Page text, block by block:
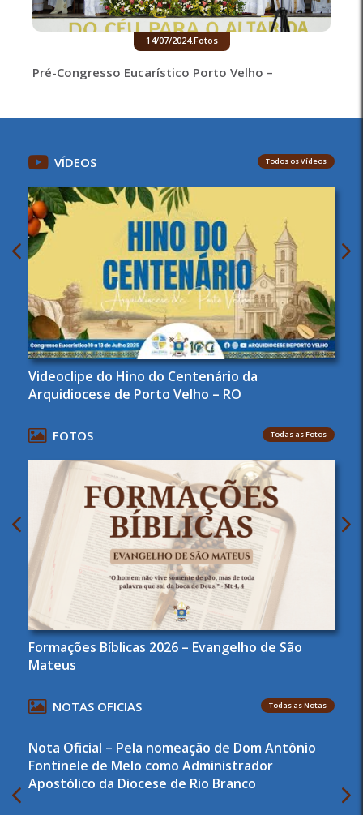
14/07/2024.Fotos
Pré-Congresso Eucarístico Porto Velho –
VÍDEOS Todos os Vídeos
Videoclipe do Hino do Centenário da
Arquidiocese de Porto Velho – RO
FOTOS Todas as Fotos
Formações Bíblicas 2026 – Evangelho de São
Mateus
NOTAS OFICIAS Todas as Notas
Nota Oficial – Pela nomeação de Dom Antônio
Fontinele de Melo como Administrador
Apostólico da Diocese de Rio Branco